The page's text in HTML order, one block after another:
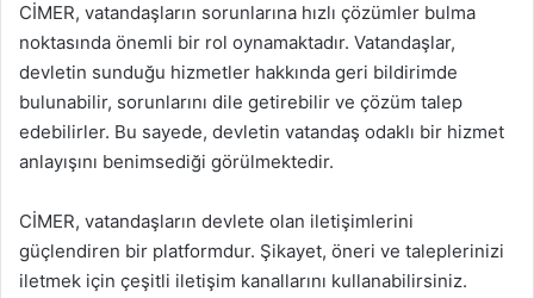
CİMER, vatandaşların sorunlarına hızlı çözümler bulma
noktasında önemli bir rol oynamaktadır. Vatandaşlar,
devletin sunduğu hizmetler hakkında geri bildirimde
bulunabilir, sorunlarını dile getirebilir ve çözüm talep
edebilirler. Bu sayede, devletin vatandaş odaklı bir hizmet
anlayışını benimsediği görülmektedir.
CİMER, vatandaşların devlete olan iletişimlerini
güçlendiren bir platformdur. Şikayet, öneri ve taleplerinizi
iletmek için çeşitli iletişim kanallarını kullanabilirsiniz.